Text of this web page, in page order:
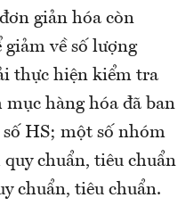
giản hóa còn
về số lượng
thực hiện kiểm tra
hàng hóa đã ban
HS; một số nhóm
chuẩn, tiêu chuẩn
chuẩn, tiêu chuẩn.